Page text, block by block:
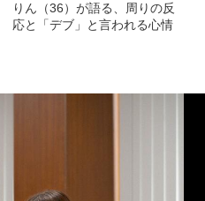
りん（36）が語る、周りの反
応と「デブ」と言われる心情